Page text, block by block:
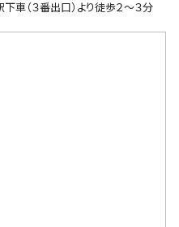
車（３番出口）より徒歩２～３分